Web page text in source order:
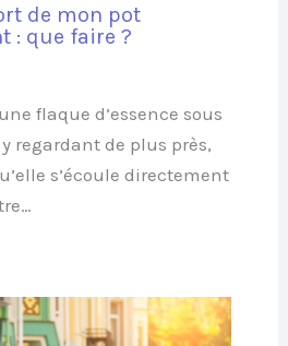
de mon pot
: que faire ?
flaque d’essence sous
regardant de plus près,
s’écoule directement